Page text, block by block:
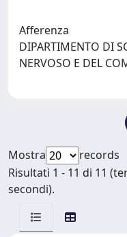
Afferenza
DIPARTIMENTO DI
NERVOSO E DEL
Mostra
records
Risultati 1 - 11 di 11
secondi).